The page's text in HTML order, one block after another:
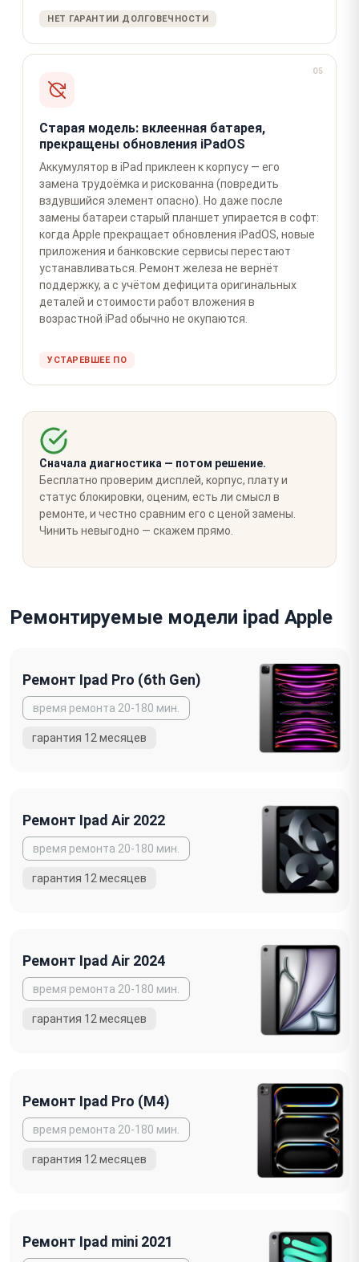
НЕТ ГАРАНТИИ ДОЛГОВЕЧНОСТИ
05
Старая модель: вклеенная батарея,
прекращены обновления iPadOS
Аккумулятор в iPad приклеен к корпусу — его
замена трудоёмка и рискованна (повредить
вздувшийся элемент опасно). Но даже после
замены батареи старый планшет упирается в софт:
когда Apple прекращает обновления iPadOS, новые
приложения и банковские сервисы перестают
устанавливаться. Ремонт железа не вернёт
поддержку, а с учётом дефицита оригинальных
деталей и стоимости работ вложения в
возрастной iPad обычно не окупаются.
УСТАРЕВШЕЕ ПО
Сначала диагностика — потом решение.
Бесплатно проверим дисплей, корпус, плату и
статус блокировки, оценим, есть ли смысл в
ремонте, и честно сравним его с ценой замены.
Чинить невыгодно — скажем прямо.
Ремонтируемые модели ipad Apple
Ремонт Ipad Pro (6th Gen)
Ремонт Ipad Air 2022
Ремонт Ipad Air 2024
Ремонт Ipad Pro (M4)
Ремонт Ipad mini 2021